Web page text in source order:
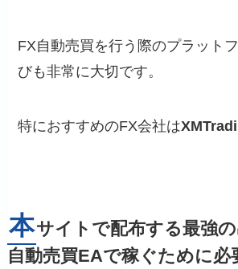
FX自動売買を行う際のプラット
びも非常に大切です。
特におすすめのFX会社は
本サイトで配布する最強
自動売買EAで稼ぐために必